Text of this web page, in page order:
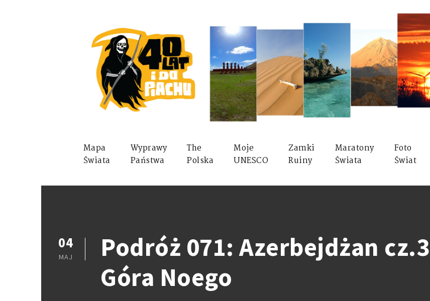
Mapa
Świata
Wyprawy
Państwa
The
Polska
Moje
UNESCO
Zamki
Ruiny
Maratony
Świata
Foto
Świat
04
MAJ
Podróż 071: Azerbejdżan
Góra Noego